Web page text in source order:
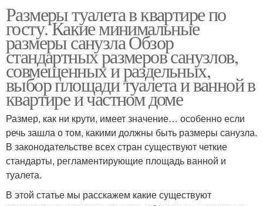
Размеры туалета в квартире по
госту. Какие минимальные
размеры санузла Обзор
стандартных размеров санузлов,
совмещенных и раздельных,
выбор площади туалета и ванной в
квартире и частном доме
Размер, как ни крути, имеет значение… особенно если
речь зашла о том, какими должны быть размеры санузла.
В законодательстве всех стран существуют четкие
стандарты, регламентирующие площадь ванной и
туалета.
В этой статье мы расскажем какие существуют